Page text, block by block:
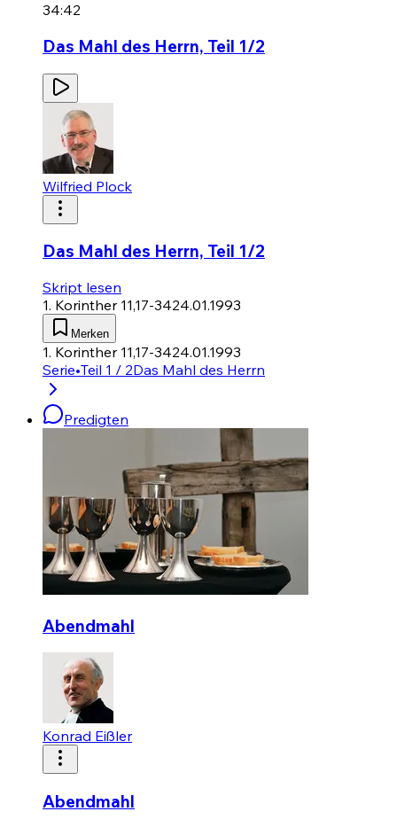
34:42
Das Mahl des Herrn, Teil 1/2
Wilfried Plock
Das Mahl des Herrn, Teil 1/2
Skript lesen
1. Korinther 11,17-3424.01.1993
Merken
1. Korinther 11,17-3424.01.1993
Serie•Teil 1 / 2Das Mahl des Herrn
Predigten
Abendmahl
Konrad Eißler
Abendmahl